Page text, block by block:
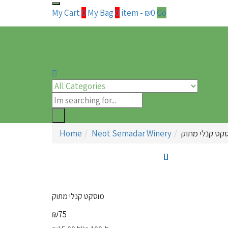
My Cart0 My Bag0 item - ₪0 Go
Home Neot Semadar Winery קנלי מתוק
מוסקט קנלי מתוק
₪75